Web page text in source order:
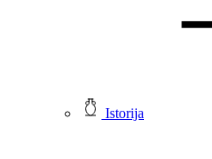
Istorija